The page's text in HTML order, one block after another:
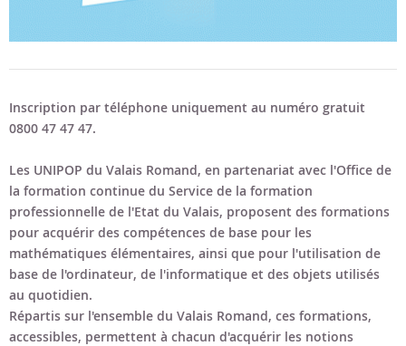
Inscription par téléphone uniquement au numéro gratuit
0800 47 47 47.
Les UNIPOP du Valais Romand, en partenariat avec l'Office de
la formation continue du Service de la formation
professionnelle de l'Etat du Valais, proposent des formations
pour acquérir des compétences de base pour les
mathématiques élémentaires, ainsi que pour l'utilisation de
base de l'ordinateur, de l'informatique et des objets utilisés
au quotidien.
Répartis sur l'ensemble du Valais Romand, ces formations,
accessibles, permettent à chacun d'acquérir les notions